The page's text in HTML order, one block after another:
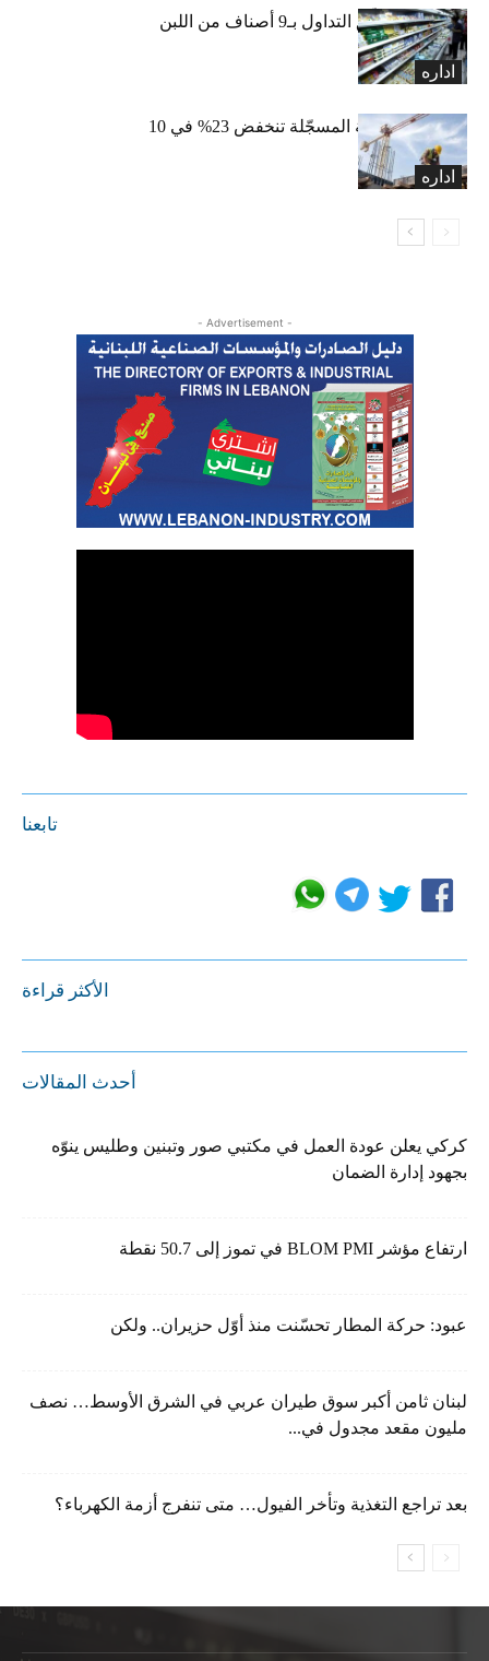
اداره
«الاقتصاد» تعلّق التداول بـ9 أصناف من اللبن
واللبنة
اداره
الرخص العقارية المسجّلة تنخفض 23% في 10
أشهر
- Advertisement -
تابعنا
الأكثر قراءة
أحدث المقالات
كركي يعلن عودة العمل في مكتبي صور وتبنين وطليس ينوّه
بجهود إدارة الضمان
ارتفاع مؤشر BLOM PMI في تموز إلى 50.7 نقطة
عبود: حركة المطار تحسّنت منذ أوّل حزيران.. ولكن
لبنان ثامن أكبر سوق طيران عربي في الشرق الأوسط… نصف
مليون مقعد مجدول في...
بعد تراجع التغذية وتأخر الفيول… متى تنفرج أزمة الكهرباء؟